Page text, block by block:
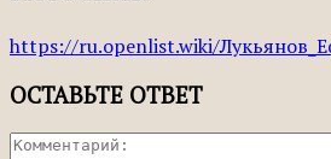
https://ru.openlist.wiki/
ОСТАВЬТЕ ОТВЕТ